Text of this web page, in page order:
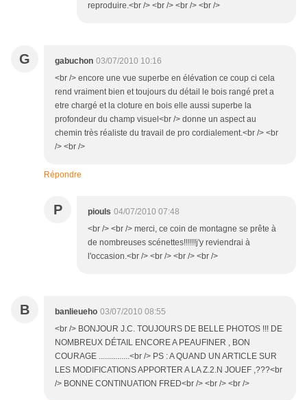
reproduire.<br /> <br /> <br /> <br />
G gabuchon 03/07/2010 10:16
<br /> encore une vue superbe en élévation ce coup ci cela
rend vraiment bien et toujours du détail le bois rangé pret a
etre chargé et la cloture en bois elle aussi superbe la
profondeur du champ visuel<br /> donne un aspect au
chemin très réaliste du travail de pro cordialement.<br /> <br
/> <br />
Répondre
P piouls 04/07/2010 07:48
<br /> <br /> merci, ce coin de montagne se prête à
de nombreuses scénettes!!!!!!j'y reviendrai à
l'occasion.<br /> <br /> <br /> <br />
B banlieueho 03/07/2010 08:55
<br /> BONJOUR J.C. TOUJOURS DE BELLE PHOTOS !!! DE
NOMBREUX DÉTAIL ENCORE A PEAUFINER , BON
COURAGE ...............<br /> PS : A QUAND UN ARTICLE SUR
LES MODIFICATIONS APPORTER A LA Z.2.N JOUEF ,???<br
/> BONNE CONTINUATION FRED<br /> <br /> <br />